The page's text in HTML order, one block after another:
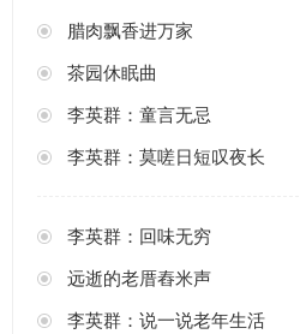
腊肉飘香进万家
茶园休眠曲
李英群：童言无忌
李英群：莫嗟日短叹夜长
李英群：回味无穷
远逝的老厝舂米声
李英群：说一说老年生活